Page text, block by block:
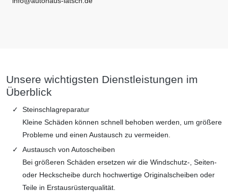
Unsere wichtigsten Dienstleistungen im
Überblick
Steinschlagreparatur
Kleine Schäden können schnell behoben werden, um größere
Probleme und einen Austausch zu vermeiden.
Austausch von Autoscheiben
Bei größeren Schäden ersetzen wir die Windschutz-, Seiten-
oder Heckscheibe durch hochwertige Originalscheiben oder
Teile in Erstausrüsterqualität.